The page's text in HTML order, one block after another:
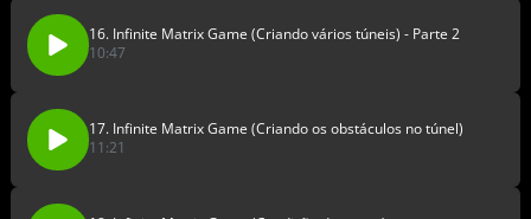
16. Infinite Matrix Game (Criando vários túneis) - Parte 2
10:47
17. Infinite Matrix Game (Criando os obstáculos no túnel)
11:21